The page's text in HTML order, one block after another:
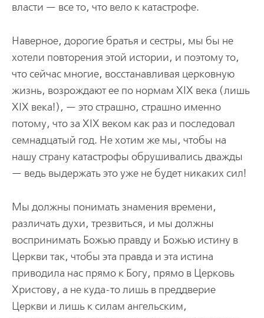
власти — все то, что вело к катастрофе.
Наверное, дорогие братья и сестры, мы бы не
хотели повторения этой истории, и поэтому то,
что сейчас многие, восстанавливая церковную
жизнь, возрождают ее по нормам XIX века (лишь
XIX века!), — это страшно, страшно именно
потому, что за XIX веком как раз и последовал
семнадцатый год. Не хотим же мы, чтобы на
нашу страну катастрофы обрушивались дважды
— ведь выдержать это уже не будет никаких сил!
Мы должны понимать знамения времени,
различать духи, трезвиться, и мы должны
воспринимать Божью правду и Божью истину в
Церкви так, чтобы эта правда и эта истина
приводила нас прямо к Богу, прямо в Церковь
Христову, а не куда-то лишь в преддверие
Церкви и лишь к силам ангельским,